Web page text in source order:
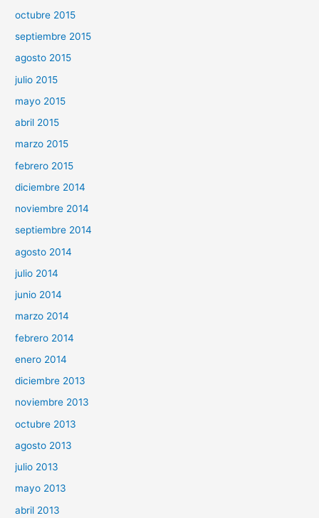
octubre 2015
septiembre 2015
agosto 2015
julio 2015
mayo 2015
abril 2015
marzo 2015
febrero 2015
diciembre 2014
noviembre 2014
septiembre 2014
agosto 2014
julio 2014
junio 2014
marzo 2014
febrero 2014
enero 2014
diciembre 2013
noviembre 2013
octubre 2013
agosto 2013
julio 2013
mayo 2013
abril 2013